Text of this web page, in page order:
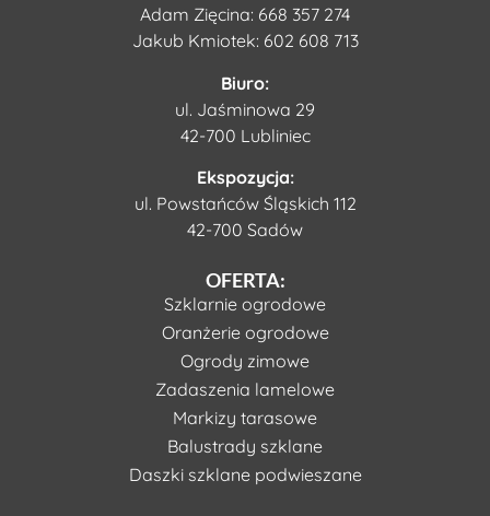
Adam Zięcina: 668 357 274
Jakub Kmiotek: 602 608 713
Biuro:
ul. Jaśminowa 29
42-700 Lubliniec
Ekspozycja:
ul. Powstańców Śląskich 112
42-700 Sadów
OFERTA:
Szklarnie ogrodowe
Oranżerie ogrodowe
Ogrody zimowe
Zadaszenia lamelowe
Markizy tarasowe
Balustrady szklane
Daszki szklane podwieszane